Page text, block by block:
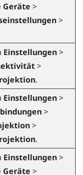
Geräte >
>
Einstellungen>
>
.
Einstellungen>
>
>
.
Einstellungen>
Geräte >